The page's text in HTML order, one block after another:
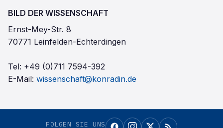
BILD DER WISSENSCHAFT
Ernst-Mey-Str. 8
70771 Leinfelden-Echterdingen
Tel: +49 (0)711 7594-392
E-Mail: wissenschaft@konradin.de
FOLGEN SIE UNS